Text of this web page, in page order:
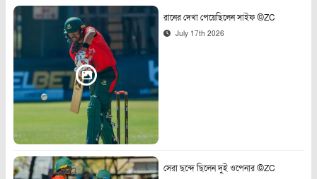
রানের দেখা পেয়েছিলেন সাইফ ©ZC
July 17th 2026
সেরা ছন্দে ছিলেন দুই ওপেনার ©ZC